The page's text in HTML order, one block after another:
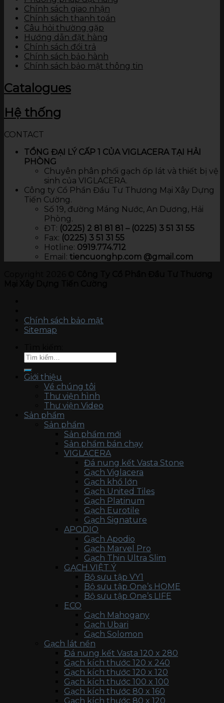
Chính sách giao nhận
Chính sách thanh toán
Câu hỏi thường gặp
Hướng dẫn đặt hàng
Chính sách đổi trả
Chính sách bảo hành
Chính sách bảo mật thông tin
Catalogues
Hệ thống
CONTACT
TỔNG ĐẠI LÝ CẤP 1 CỦA VIGLACERA TẠI HẢI
PHÒNG
Chuyên phân phối gạch ốp lát và thiết bị vệ
sinh của VIGLACERA.
Công ty Cổ Phần Đầu Tư Thương Mại Xây Dựng
Tiến Cường.
Số 19, đường Máng Nước, An Dương, Hải
Phòng.
ĐT: (0225) 2 81 81 81 – (0225) 3 51 31 55
Fax: (0225) 3 51 31 55
Hotline: 0919.774.712​
Email: tiencuonghp.com @gmail.com
Chính sách bảo mật
Sitemap
Giới thiệu
Về chúng tôi
Thư viện hình
Thư viện Video
Sản phẩm
Sản phẩm
Sản phẩm mới
Sản phẩm bán chạy
VIGLACERA
Đá nung kết Vasta Stone
Gạch Viglacera
Gạch khổ lớn
Gạch United Tiles
Gạch Platinum
Gạch Eurotile
Gạch Signature
APODIO
Gạch Apodio
Gạch Marvel Pro
Gạch Thin Ultra Slim
GẠCH VIỆT Ý
Bộ sưu tập VY1
Bộ sưu tập One’s HOME
Bộ sưu tập One’s LIFE
ECO
Gạch Mahogany
Gạch Ubari
Gạch Solomon
Gạch lát nền
Đá nung kết Vasta 120 x 280
Gạch kích thước 120 x 240
Gạch kích thước 120 x 120
Gạch kích thước 100 x 100
Gạch kích thước 80 x 160
Gạch kích thước 80 x 120